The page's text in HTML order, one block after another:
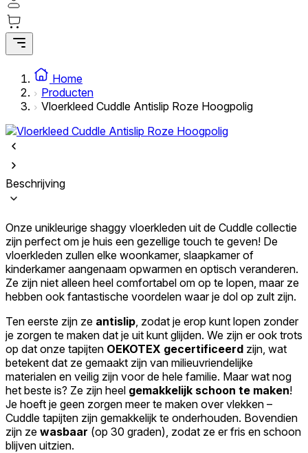
Home
Producten
Vloerkleed Cuddle Antislip Roze Hoogpolig
Beschrijving
Onze unikleurige shaggy vloerkleden uit de Cuddle collectie
zijn perfect om je huis een gezellige touch te geven! De
vloerkleden zullen elke woonkamer, slaapkamer of
kinderkamer aangenaam opwarmen en optisch veranderen.
Ze zijn niet alleen heel comfortabel om op te lopen, maar ze
hebben ook fantastische voordelen waar je dol op zult zijn.
Ten eerste zijn ze antislip , zodat je erop kunt lopen zonder
je zorgen te maken dat je uit kunt glijden. We zijn er ook trots
op dat onze tapijten OEKOTEX gecertificeerd zijn, wat
betekent dat ze gemaakt zijn van milieuvriendelijke
materialen en veilig zijn voor de hele familie. Maar wat nog
het beste is? Ze zijn heel gemakkelijk schoon te maken!
Je hoeft je geen zorgen meer te maken over vlekken –
Cuddle tapijten zijn gemakkelijk te onderhouden. Bovendien
zijn ze wasbaar (op 30 graden), zodat ze er fris en schoon
blijven uitzien.
Statistische cookies helpen website-eigenaren te begrijpen hoe bezoekers
anoniem informatie te verzamelen en te rapporteren.
Marketing
Marketingcookies worden gebruikt om gebruikers over websites te
weer te geven die relevant en interessant zijn voor de individuele
voor uitgevers en externe adverteerders.
Niet-geclassificeerd
Sla mijn voorkeuren op
Accepteer alles